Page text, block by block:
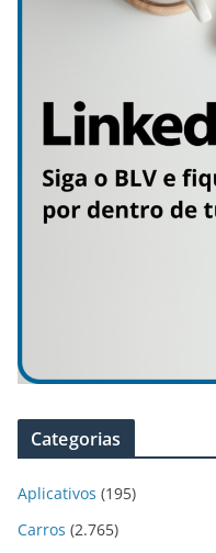
Categorias
Aplicativos (195)
Carros (2.765)